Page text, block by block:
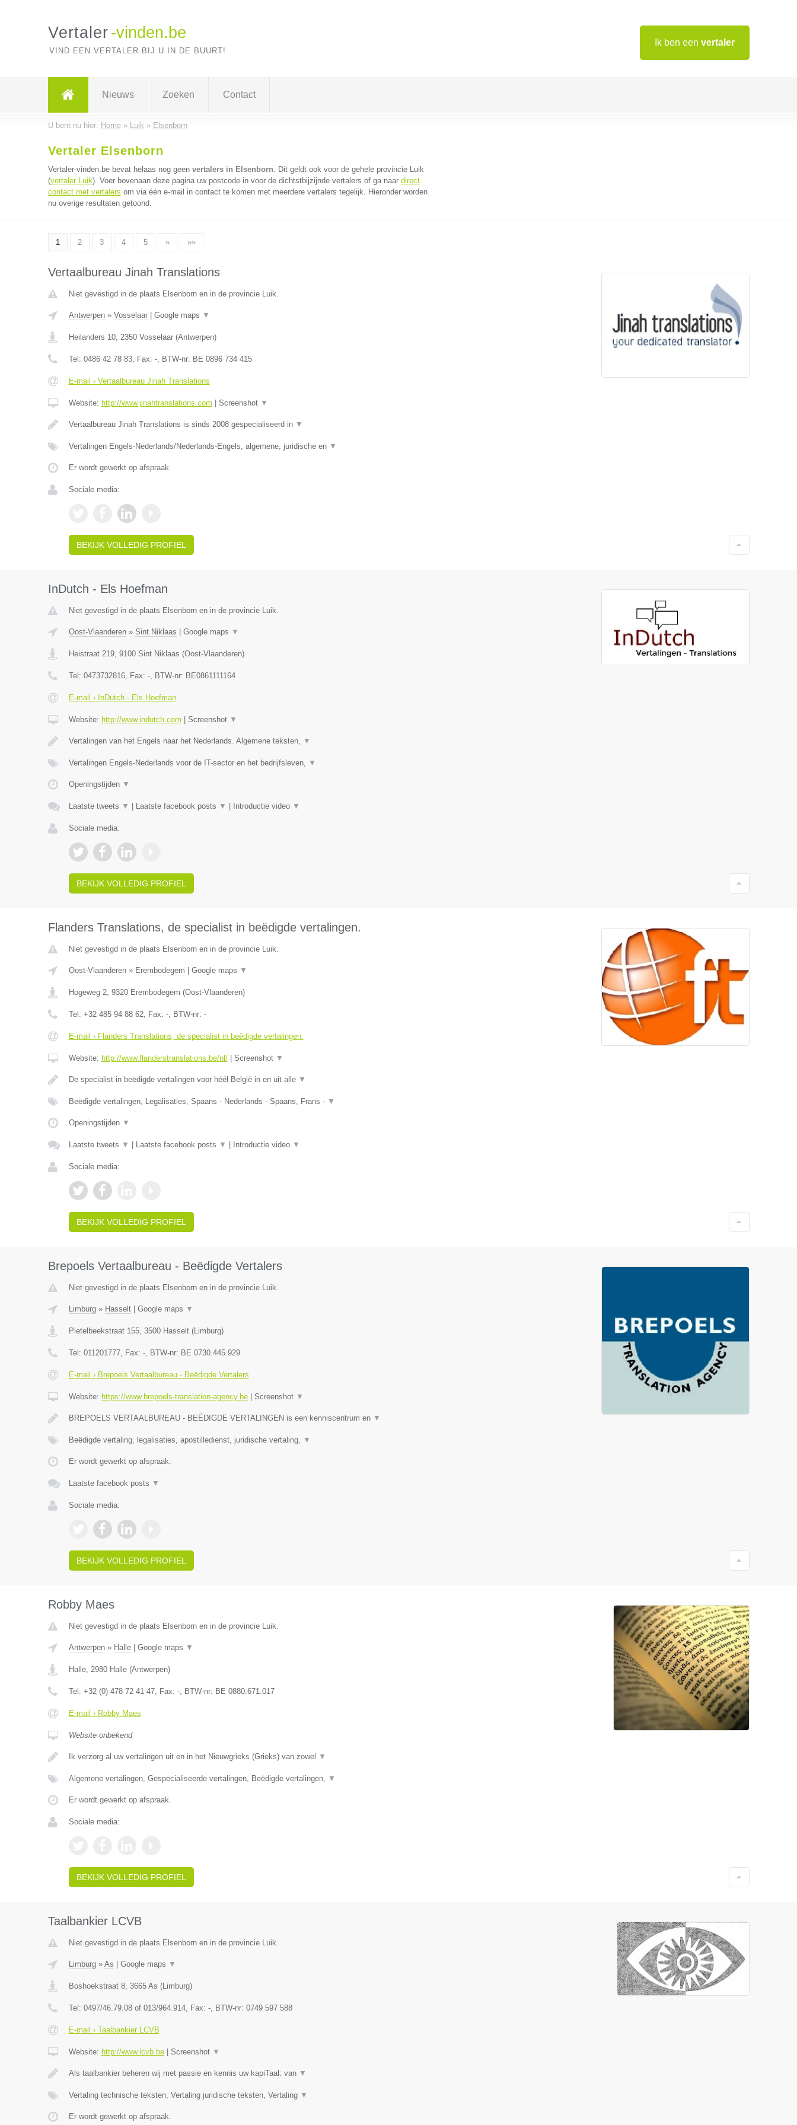
Ik ben een vertaler
Vertaler -vinden.be
VIND EEN VERTALER BIJ U IN DE BUURT!
Nieuws Zoeken Contact
U bent nu hier: Home» Luik » Elsenborn
Vertaler Elsenborn
Vertaler-vinden.be bevat helaas nog geen vertalers in Elsenborn. Dit geldt ook voor de gehele provincie Luik
(vertaler Luik). Voer bovenaan deze pagina uw postcode in voor de dichtstbijzijnde vertalers of ga naar direct
contact met vertalers om via één e-mail in contact te komen met meerdere vertalers tegelijk. Hieronder worden
nu overige resultaten getoond.
1 2 3 4 5 » »»
Vertaalbureau Jinah Translations
Niet gevestigd in de plaats Elsenborn en in de provincie Luik.
Antwerpen» Vosselaar| Google maps ▼
Heilanders 10, 2350 Vosselaar(Antwerpen)
Tel: 0486 42 78 83, Fax: -, BTW-nr: BE 0896 734 415
E-mail › Vertaalbureau Jinah Translations
Website: http://www.jinahtranslations.com Screenshot ▼
Vertaalbureau Jinah Translations is sinds 2008 gespecialiseerd in ▼
Vertalingen Engels-Nederlands/Nederlands-Engels, algemene, juridische en ▼
Er wordt gewerkt op afspraak.
Sociale media:
BEKIJK VOLLEDIG PROFIEL
InDutch - Els Hoefman
Niet gevestigd in de plaats Elsenborn en in de provincie Luik.
Oost-Vlaanderen» Sint Niklaas Google maps ▼
Heistraat 219, 9100 Sint Niklaas (Oost-Vlaanderen)
Tel: 0473732816, Fax: -, BTW-nr: BE0861111164
E-mail › InDutch - Els Hoefman
Website: http://www.indutch.com Screenshot ▼
Vertalingen van het Engels naar het Nederlands. Algemene teksten, ▼
Vertalingen Engels-Nederlands voor de IT-sector en het bedrijfsleven, ▼
Openingstijden ▼
Laatste tweets ▼ Laatste facebook posts ▼ Introductie video ▼
Sociale media:
BEKIJK VOLLEDIG PROFIEL
Flanders Translations, de specialist in beëdigde vertalingen.
Niet gevestigd in de plaats Elsenborn en in de provincie Luik.
Oost-Vlaanderen» Erembodegem Google maps ▼
Hogeweg 2, 9320 Erembodegem (Oost-Vlaanderen)
Tel: +32 485 94 88 62, Fax: -, BTW-nr: -
E-mail › Flanders Translations, de specialist in beëdigde vertalingen.
Website: http://www.flanderstranslations.be/nl/| Screenshot ▼
De specialist in beëdigde vertalingen voor héél België in en uit alle ▼
Beëdigde vertalingen, Legalisaties, Spaans - Nederlands - Spaans, Frans - ▼
Openingstijden ▼
Laatste tweets ▼ Laatste facebook posts ▼ Introductie video ▼
Sociale media:
BEKIJK VOLLEDIG PROFIEL
Brepoels Vertaalbureau - Beëdigde Vertalers
Niet gevestigd in de plaats Elsenborn en in de provincie Luik.
Limburg» Hasselt| Google maps ▼
Pietelbeekstraat 155, 3500 Hasselt(Limburg)
Tel: 011201777, Fax: -, BTW-nr: BE 0730.445.929
E-mail › Brepoels Vertaalbureau - Beëdigde Vertalers
Website: https://www.brepoels-translation-agency.be| Screenshot ▼
BREPOELS VERTAALBUREAU - BEËDIGDE VERTALINGEN is een kenniscentrum en ▼
Beëdigde vertaling, legalisaties, apostilledienst, juridische vertaling, ▼
Er wordt gewerkt op afspraak.
Laatste facebook posts ▼
Sociale media:
BEKIJK VOLLEDIG PROFIEL
Robby Maes
Niet gevestigd in de plaats Elsenborn en in de provincie Luik.
Antwerpen» Halle| Google maps ▼
Halle, 2980 Halle(Antwerpen)
Tel: +32 (0) 478 72 41 47, Fax: -, BTW-nr: BE 0880.671.017
E-mail › Robby Maes
Website onbekend
Ik verzorg al uw vertalingen uit en in het Nieuwgrieks (Grieks) van zowel ▼
Algemene vertalingen, Gespecialiseerde vertalingen, Beëdigde vertalingen, ▼
Er wordt gewerkt op afspraak.
Sociale media:
BEKIJK VOLLEDIG PROFIEL
Taalbankier LCVB
Niet gevestigd in de plaats Elsenborn en in de provincie Luik.
Limburg» As Google maps ▼
Boshoekstraat 8, 3665 As (Limburg)
Tel: 0497/46.79.08 of 013/964.914, Fax: -, BTW-nr: 0749 597 588
E-mail › Taalbankier LCVB
Website: http://www.lcvb.be| Screenshot ▼
Als taalbankier beheren wij met passie en kennis uw kapiTaal: van ▼
Vertaling technische teksten, Vertaling juridische teksten, Vertaling ▼
Er wordt gewerkt op afspraak.